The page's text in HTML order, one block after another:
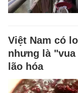
Việt Nam có
nhưng là
lão hóa